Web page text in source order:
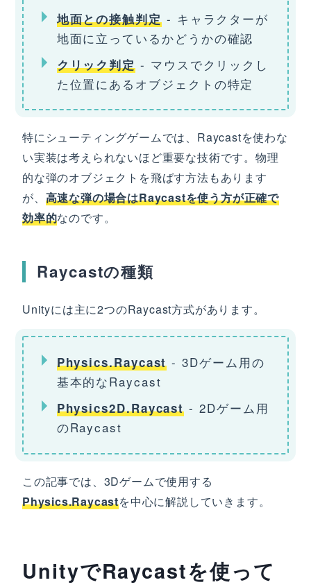
地面との接触判定- キャラクターが
地面に立っているかどうかの確認
クリック判定 - マウスでクリックし
た位置にあるオブジェクトの特定
特にシューティングゲームでは、Raycastを使わな
い実装は考えられないほど重要な技術です。物理
的な弾のオブジェクトを飛ばす方法もあります
が、 高速な弾の場合はRaycastを使う方が正確で
効率的なのです。
Raycastの種類
Unityには主に2つのRaycast方式があります。
Physics.Raycast - 3Dゲーム用の
基本的なRaycast
Physics2D.Raycast - 2Dゲーム用
のRaycast
この記事では、3Dゲームで使用する
Physics.Raycastを中心に解説していきます。
UnityでRaycastを使って